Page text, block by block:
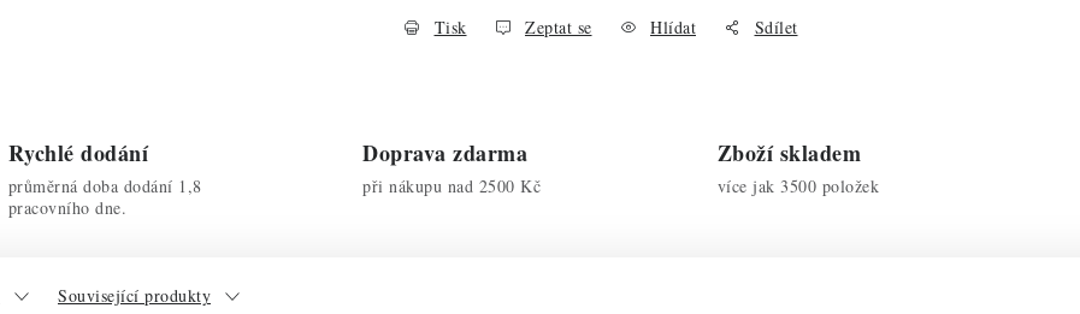
Tisk Zeptat se Hlídat Sdílet
Rychlé dodání
průměrná doba dodání 1,8
pracovního dne.
Doprava zdarma
při nákupu nad 2500 Kč
Zboží skladem
více jak 3500 položek
Související produkty